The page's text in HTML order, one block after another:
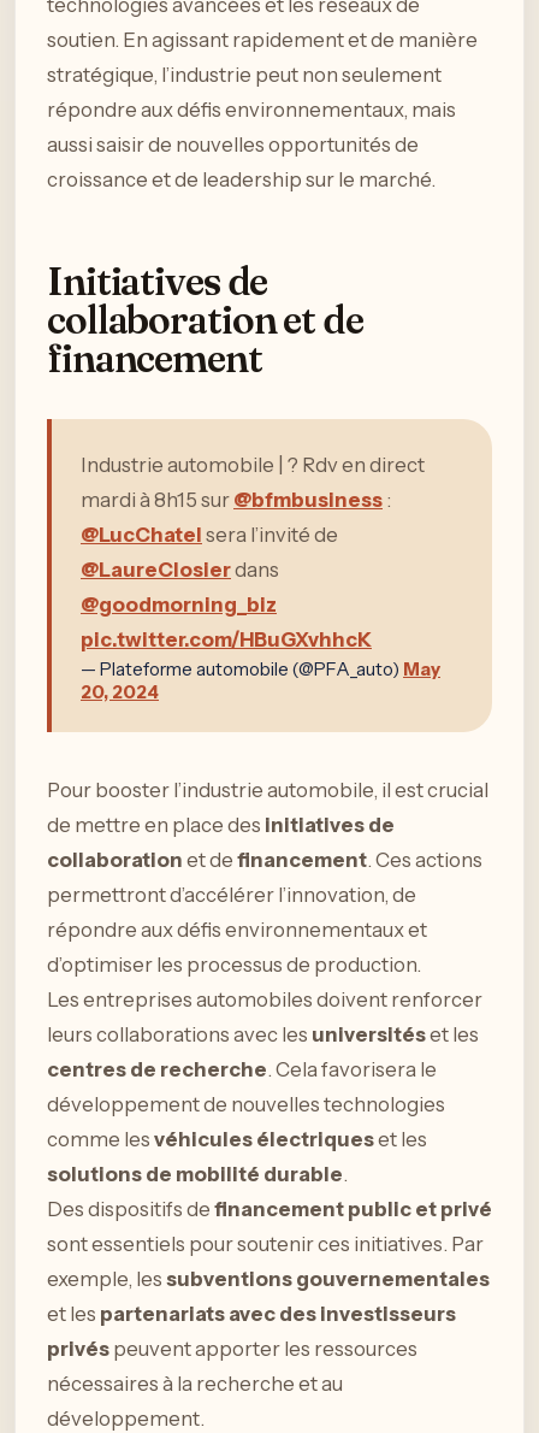
technologies avancées et les réseaux de
soutien. En agissant rapidement et de manière
stratégique, l’industrie peut non seulement
répondre aux défis environnementaux, mais
aussi saisir de nouvelles opportunités de
croissance et de leadership sur le marché.
Initiatives de
collaboration et de
financement
Industrie automobile | ?️ Rdv en direct
mardi à 8h15 sur @bfmbusiness :
@LucChatel sera l’invité de
@LaureClosierdans
@goodmorning_biz
pic.twitter.com/HBuGXvhhcK
— Plateforme automobile (@PFA_auto) May
20, 2024
Pour booster l’industrie automobile, il est crucial
de mettre en place des initiatives de
collaboration et de financement. Ces actions
permettront d’accélérer l’innovation, de
répondre aux défis environnementaux et
d’optimiser les processus de production.
Les entreprises automobiles doivent renforcer
leurs collaborations avec les universitéset les
centres de recherche. Cela favorisera le
développement de nouvelles technologies
comme les véhicules électriqueset les
solutions de mobilité durable.
Des dispositifs de financement public et privé
sont essentiels pour soutenir ces initiatives. Par
exemple, les subventions gouvernementales
et les partenariats avec des investisseurs
privés peuvent apporter les ressources
nécessaires à la recherche et au
développement.